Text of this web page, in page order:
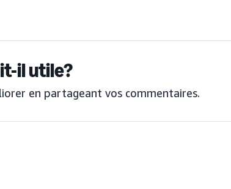
il utile?
en partageant vos commentaires.